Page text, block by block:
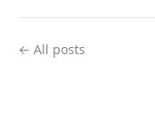
← All posts